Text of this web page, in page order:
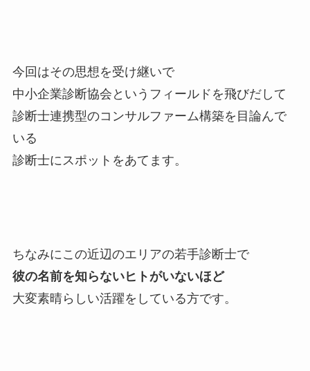
今回はその思想を受け継いで
中小企業診断協会というフィールドを飛びだして
診断士連携型のコンサルファーム構築を目論んで
いる
診断士にスポットをあてます。
ちなみにこの近辺のエリアの若手診断士で
彼の名前を知らないヒトがいないほど
大変素晴らしい活躍をしている方です。